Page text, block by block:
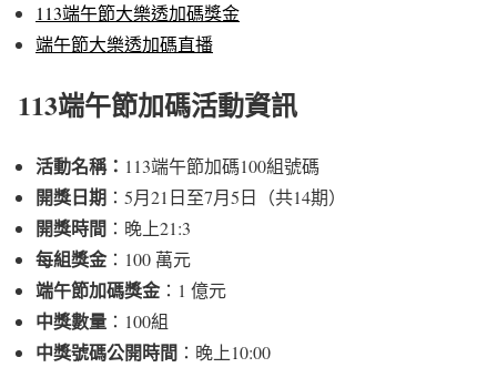
113端午節大樂透加碼獎金
端午節大樂透加碼直播
113端午節加碼活動資訊
活動名稱： 113端午節加碼100組號碼
開獎日期 ：5月21日至7月5日（共14期）
開獎時間 ：晚上21:3
每組獎金 ：100 萬元
端午節加碼獎金 ：1 億元
中獎數量 ：100組
中獎號碼公開時間 ：晚上10:00